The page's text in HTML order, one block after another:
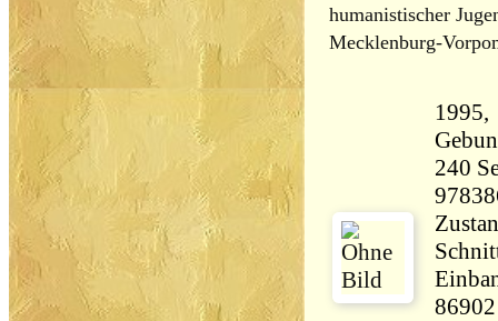
humanistischer
Mecklenburg-
240 Seiten
86902